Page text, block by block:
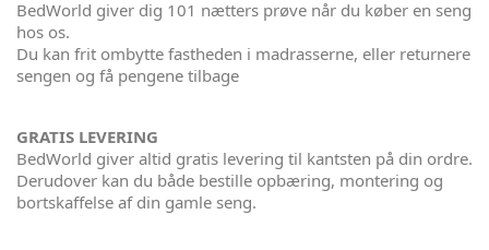
BedWorld giver dig 101 nætters prøve når du køber en seng
hos os.
Du kan frit ombytte fastheden i madrasserne, eller returnere
sengen og få pengene tilbage
GRATIS LEVERING
BedWorld giver altid gratis levering til kantsten på din ordre.
Derudover kan du både bestille opbæring, montering og
bortskaffelse af din gamle seng.